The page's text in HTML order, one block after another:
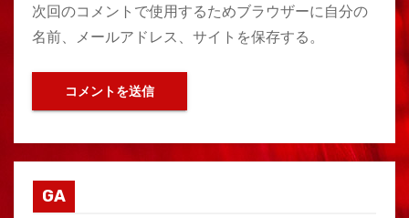
次回のコメントで使用するためブラウザーに自分の
名前、メールアドレス、サイトを保存する。
GA